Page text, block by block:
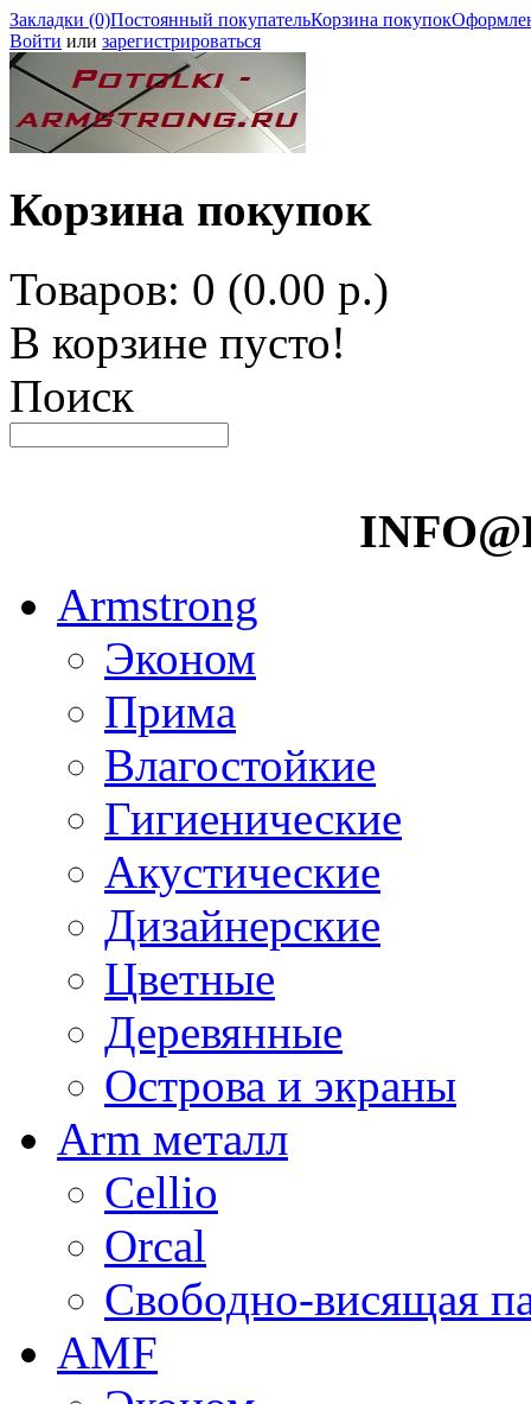
Закладки (0)Постоянный покупательКорзина покупок
Войти или зарегистрироваться
Корзина покупок
Товаров: 0 (0.00 р.)
В корзине пусто!
Поиск
Armstrong
Эконом
Прима
Влагостойкие
Гигиенические
Акустические
Дизайнерские
Цветные
Деревянные
Острова и экраны
Arm металл
Cellio
Orcal
Свободно-висящая
AMF